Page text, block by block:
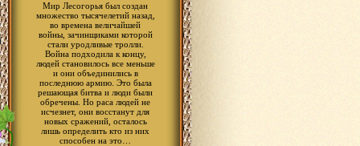
Мир Лесогорья был создан
множество тысячелетий назад,
во времена величайшей
войны, зачинщиками которой
стали уродливые тролли.
Война подходила к концу,
людей становилось все меньше
и они объединились в
последнюю армию. Это была
решающая битва и люди были
обречены. Но раса людей не
исчезнет, они восстанут для
новых сражений, осталось
лишь определить кто из них
способен на это…